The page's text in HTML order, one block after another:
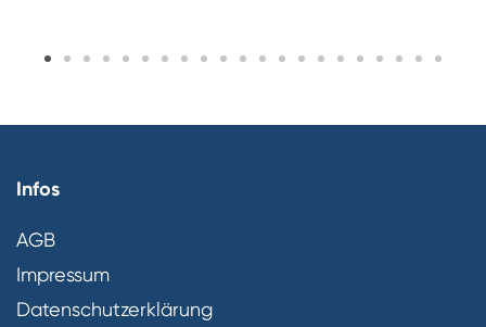
Infos
AGB
Impressum
Datenschutzerklärung